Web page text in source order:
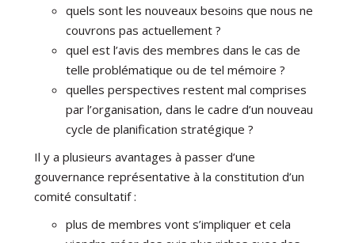
quels sont les nouveaux besoins que nous ne
couvrons pas actuellement ?
quel est l’avis des membres dans le cas de
telle problématique ou de tel mémoire ?
quelles perspectives restent mal comprises
par l’organisation, dans le cadre d’un nouveau
cycle de planification stratégique ?
Il y a plusieurs avantages à passer d’une
gouvernance représentative à la constitution d’un
comité consultatif :
plus de membres vont s’impliquer et cela